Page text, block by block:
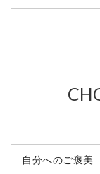
自分へのご褒美